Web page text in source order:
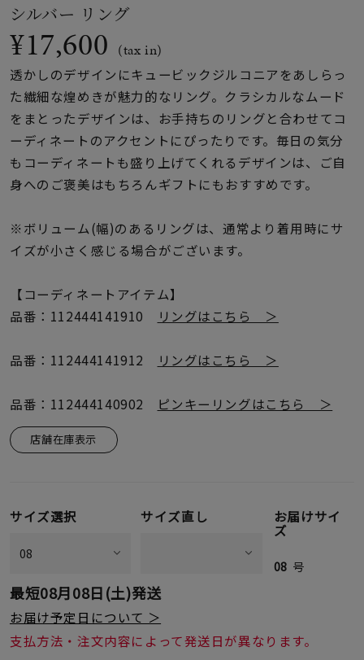
ファッションテイス
ト
着用シーン
コレクション
レディース
リングサイズ
～
メンズ
リングサイズ
～
在庫
シルバー リング
¥17,600 (tax in)
透かしのデザインにキュービックジルコニアをあしらっ
た繊細な煌めきが魅力的なリング。クラシカルなムード
をまとったデザインは、お手持ちのリングと合わせてコ
ーディネートのアクセントにぴったりです。毎日の気分
もコーディネートも盛り上げてくれるデザインは、ご自
身へのご褒美はもちろんギフトにもおすすめです。
※ボリューム(幅)のあるリングは、通常より着用時にサ
イズが小さく感じる場合がございます。
【コーディネートアイテム】
品番：112444141910
リングはこちら ＞
品番：112444141912 リングはこちら ＞
品番：112444140902 ピンキーリングはこちら ＞
店舗在庫表示
サイズ選択 サイズ直し お届けサイ
ズ
08 号
最短08月08日(土)発送
お届け予定日について ＞
支払方法・注文内容によって発送日が異なります。